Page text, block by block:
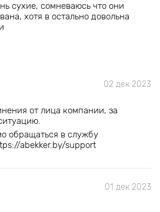
сухие, сомневаюсь что они
хотя в остально довольна
02 дек 2023
от лица компании, за
обращаться в службу
abekker.by/support
01 дек 2023